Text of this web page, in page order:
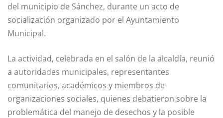
del municipio de Sánchez, durante un acto de
socialización organizado por el Ayuntamiento
Municipal.
La actividad, celebrada en el salón de la alcaldía, reunió
a autoridades municipales, representantes
comunitarios, académicos y miembros de
organizaciones sociales, quienes debatieron sobre la
problemática del manejo de desechos y la posible